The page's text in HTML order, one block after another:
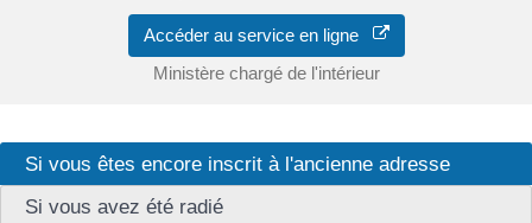
Accéder au service en ligne
Ministère chargé de l'intérieur
Si vous êtes encore inscrit à l'ancienne adresse
Si vous avez été radié